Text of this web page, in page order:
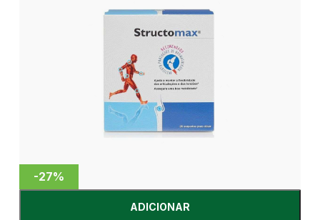
-27%
ADICIONAR